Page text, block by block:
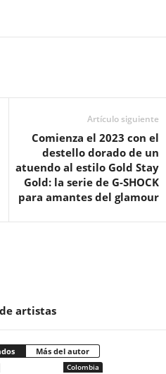
Artículo siguiente
Comienza el 2023 con el
destello dorado de un
atuendo al estilo Gold Stay
Gold: la serie de G-SHOCK
para amantes del glamour
artistas
Más del autor
Colombia